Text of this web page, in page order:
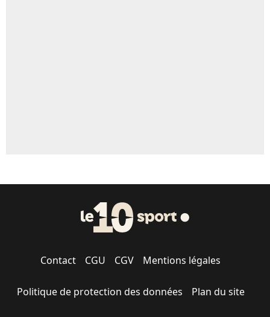
Contact CGU CGV Mentions légales
Politique de protection des données Plan du site